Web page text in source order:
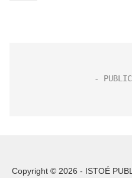
Copyright © 2026 - ISTOÉ